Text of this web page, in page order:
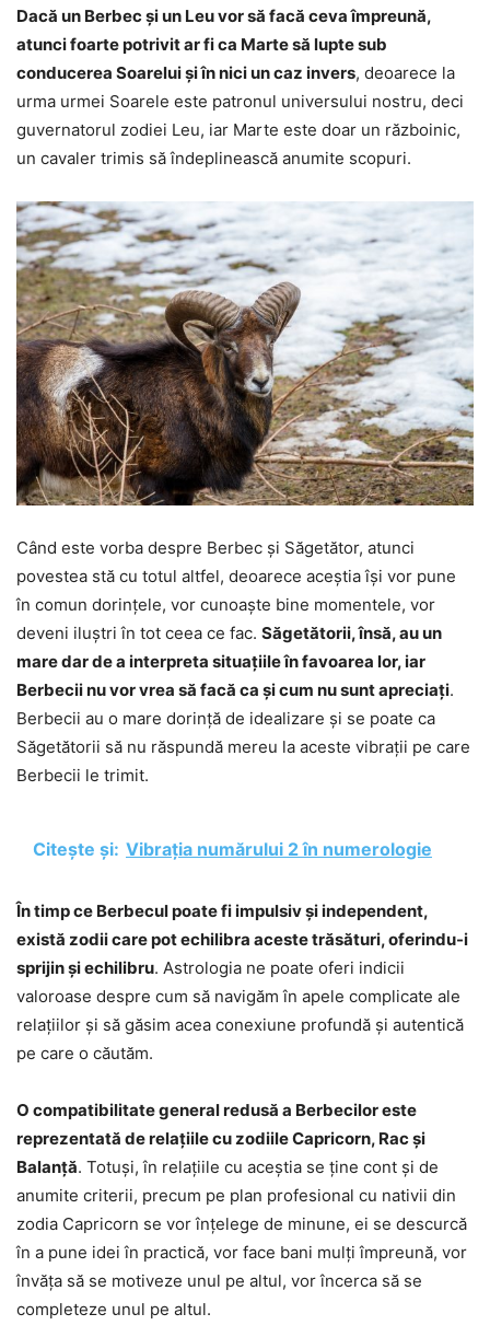
Dacă un Berbec și un Leu vor să facă ceva împreună,
atunci foarte potrivit ar fi ca Marte să lupte sub
conducerea Soarelui și în nici un caz invers, deoarece la
urma urmei Soarele este patronul universului nostru, deci
guvernatorul zodiei Leu, iar Marte este doar un războinic,
un cavaler trimis să îndeplinească anumite scopuri.
Când este vorba despre Berbec și Săgetător, atunci
povestea stă cu totul altfel, deoarece aceștia își vor pune
în comun dorințele, vor cunoaște bine momentele, vor
deveni iluștri în tot ceea ce fac. Săgetătorii, însă, au un
mare dar de a interpreta situațiile în favoarea lor, iar
Berbecii nu vor vrea să facă ca și cum nu sunt apreciați.
Berbecii au o mare dorință de idealizare și se poate ca
Săgetătorii să nu răspundă mereu la aceste vibrații pe care
Berbecii le trimit.
Citește și: Vibrația numărului 2 în numerologie
În timp ce Berbecul poate fi impulsiv și independent,
există zodii care pot echilibra aceste trăsături, oferindu-i
sprijin și echilibru. Astrologia ne poate oferi indicii
valoroase despre cum să navigăm în apele complicate ale
relațiilor și să găsim acea conexiune profundă și autentică
pe care o căutăm.
O compatibilitate general redusă a Berbecilor este
reprezentată de relațiile cu zodiile Capricorn, Rac și
Balanță. Totuși, în relațiile cu aceștia se ține cont și de
anumite criterii, precum pe plan profesional cu nativii din
zodia Capricorn se vor înțelege de minune, ei se descurcă
în a pune idei în practică, vor face bani mulți împreună, vor
învăța să se motiveze unul pe altul, vor încerca să se
completeze unul pe altul.